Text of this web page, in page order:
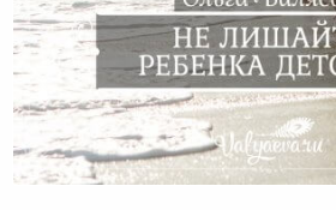
Не Лишайте Ребенка